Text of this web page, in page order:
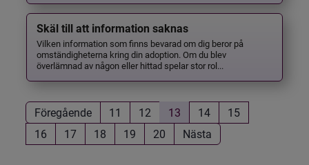
Skäl till att information saknas
Vilken information som finns bevarad om dig beror på
omständigheterna kring din adoption. Om du blev
överlämnad av någon eller hittad spelar stor rol...
Föregående 11 12 13 14
15
16
17 18 19 20 Nästa